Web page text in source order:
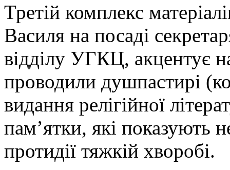
Третій комплекс
Василя на посаді
відділу УГКЦ, акцентує
проводили душпастирі
видання релігійної
пам’ятки, які показують
протидії тяжкій хворобі.